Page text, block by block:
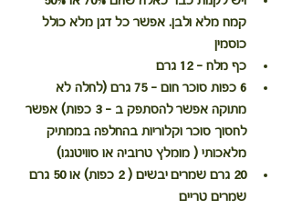
קמח מלא ולבן. אפשר כל דגן מלא כולל
כוסמין
כף מלח - 12 גרם
6 כפות סוכר חום - 75 גרם (לחלה לא
מתוקה אפשר להסתפק ב - 3 כפות) אפשר
לחסוך סוכר וקלוריות בהחלפה בממתיק
מלאכותי ( מומלץ טרוביה או סוויטנגו)
20 גרם שמרים יבשים ( 2 כפות) או 50 גרם
שמרים טריים